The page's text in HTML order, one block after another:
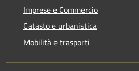
Imprese e Commercio
Catasto e urbanistica
Mobilità e trasporti